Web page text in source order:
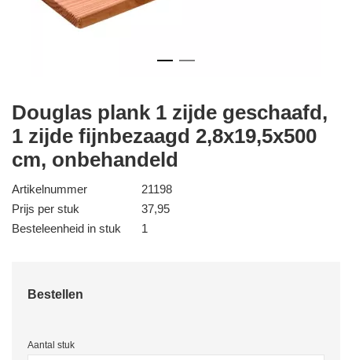
Douglas plank 1 zijde geschaafd,
1 zijde fijnbezaagd 2,8x19,5x500
cm, onbehandeld
Artikelnummer
21198
Prijs per stuk
37,95
Besteleenheid in stuk
1
Bestellen
Aantal stuk